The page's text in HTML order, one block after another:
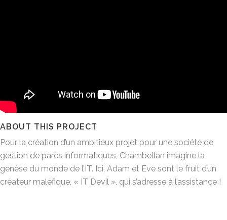
ABOUT THIS PROJECT
Pour la création d’un ambitieux projet pour une société de
gestion de parcs informatiques, Chambellan imagine la
genèse du monde de l’IT. Ici, Adam et Eve sont le fruit d’un
créateur maléfique, « IT Devil », qui s’adresse à l’assistance !